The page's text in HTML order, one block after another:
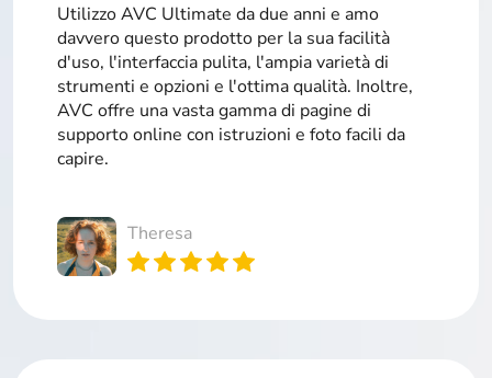
Utilizzo AVC Ultimate da due anni e amo
davvero questo prodotto per la sua facilità
d'uso, l'interfaccia pulita, l'ampia varietà di
strumenti e opzioni e l'ottima qualità. Inoltre,
AVC offre una vasta gamma di pagine di
supporto online con istruzioni e foto facili da
capire.
Theresa